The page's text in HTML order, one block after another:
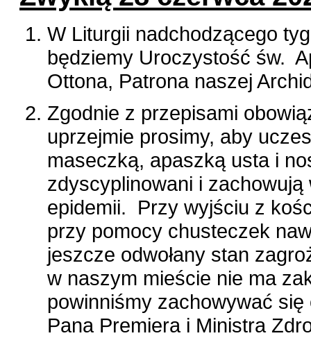
W Liturgii nadchodzącego
będziemy Uroczystość św.
Ottona, Patrona naszej
Zgodnie z przepisami
uprzejmie prosimy, aby
maseczką, apaszką usta i
zdyscyplinowani i
epidemii. Przy wyjściu z
przy pomocy chusteczek
jeszcze odwołany stan
w naszym mieście nie ma
powinniśmy zachowywać
Pana Premiera i Ministra